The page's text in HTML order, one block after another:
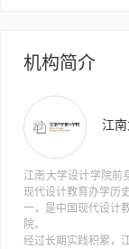
机构简介
江
江南大学设计学院前
现代设计教育办学历
一，是中国现代设计
院。
经过长期实践积累，